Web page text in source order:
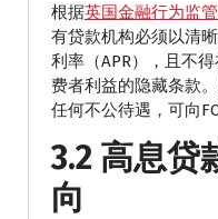
根据英国金融行为监管
有贷款机构必须以清
利率（APR），且不
费者利益的隐藏条款
任何不公待遇，可向
3.2 高息贷
向